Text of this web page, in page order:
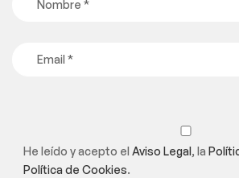
He leído y acepto el Aviso Legal, la
Política de Cookies.